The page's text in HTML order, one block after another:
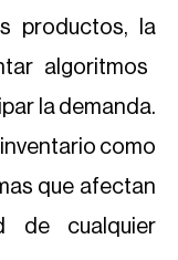
productos, la
algoritmos
la demanda.
como
que afectan
de cualquier